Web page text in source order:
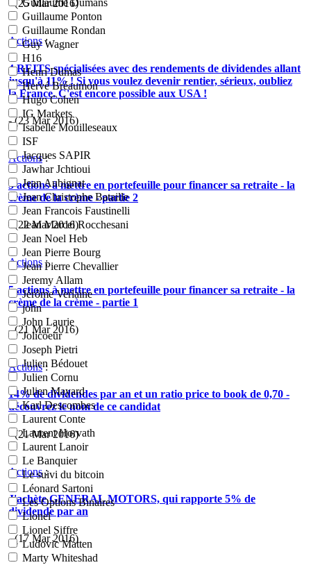
Guillaume Dumans
Guillaume Ponton
Guillaume Rondan
Guy Wagner
H16
Henri Dumas
Hervé Bréaumon
Hugo Cohen
IG Markets
Isabelle Mouilleseaux
ISF
Jacques SAPIR
Jawhar Jchtioui
Jean Aubignat
Jean Christophe Bataille
Jean Francois Faustinelli
Jean Marcel Rocchesani
Jean Noel Heb
Jean Pierre Bourg
Jean Pierre Chevallier
Jeremy Allam
Jérôme Verlaine
john
John Laurie
Jolicoeur
Joseph Pietri
Julien Bédouet
Julien Cornu
Julien Mayard
Karl Descombes
Laurent Conte
Laurent Horvath
Laurent Lanoir
Le Banquier
Le suivi du bitcoin
Léonard Sartoni
Les Options Binaires
Lionel
Lionel Siffre
Ludovic Matten
Marty Whiteshad
- (25 Mar 2016)
Actions:
4 REITS spécialisées avec des rendements de dividendes allant
jusqu'à 11% ! Si vous voulez devenir rentier, sérieux, oubliez
la France. C'est encore possible aux USA !
- (23 Mar 2016)
Actions:
5 actions à mettre en portefeuille pour financer sa retraite - la
crème de la crème - partie 2
- (22 Mar 2016)
Actions:
5 actions à mettre en portefeuille pour financer sa retraite - la
crème de la crème - partie 1
- (21 Mar 2016)
Actions:
14% de dividendes par an et un ratio price to book de 0,70 -
découvrez le nom de ce candidat
- (21 Mar 2016)
Actions:
J'achète GENERAL MOTORS, qui rapporte 5% de
dividende par an
- (17 Mar 2016)